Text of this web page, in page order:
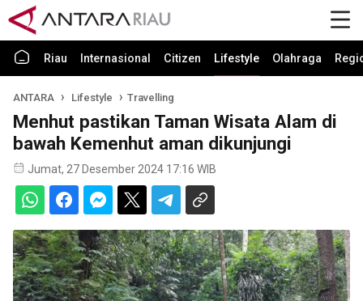
Riau Internasional Citizen Lifestyle Olahraga
ANTARA Lifestyle Travelling
Menhut pastikan Taman Wisata Alam di
bawah Kemenhut aman dikunjungi
Jumat, 27 Desember 2024 17:16 WIB